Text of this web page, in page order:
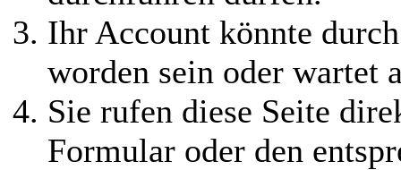
Ihr Account könnte
worden sein oder wartet
Sie rufen diese Seite
Formular oder den